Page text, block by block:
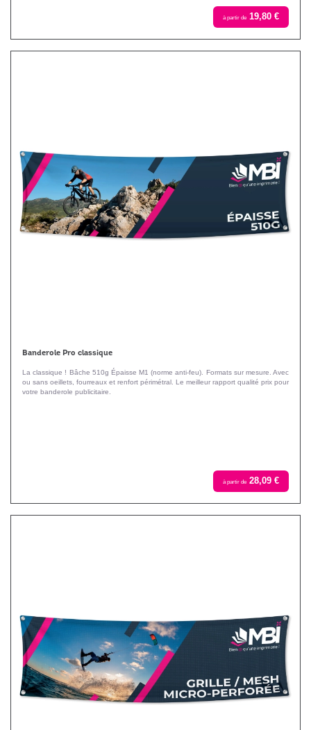
à partir de 19,80 €
Banderole Pro classique
La classique ! Bâche 510g Épaisse M1 (norme anti-feu). Formats sur mesure. Avec
ou sans oeillets, fourreaux et renfort périmétral. Le meilleur rapport qualité prix pour
votre banderole publicitaire.
à partir de 28,09 €